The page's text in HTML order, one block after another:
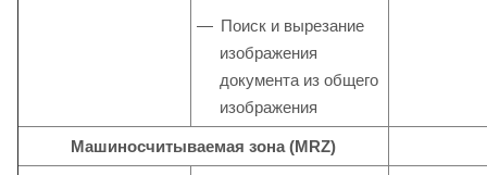
Поиск и вырезание
изображения
документа из общего
изображения
Машиносчитываемая зона (MRZ)